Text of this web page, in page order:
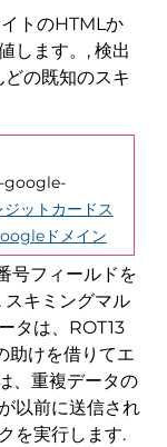
トのHTMLか
します。, 検出
の既知のスキ
google-
ジットカードス
ドメイン
号フィールドを
キミングマル
タは、ROT13
助けを借りてエ
、重複データの
以前に送信され
を実行します.